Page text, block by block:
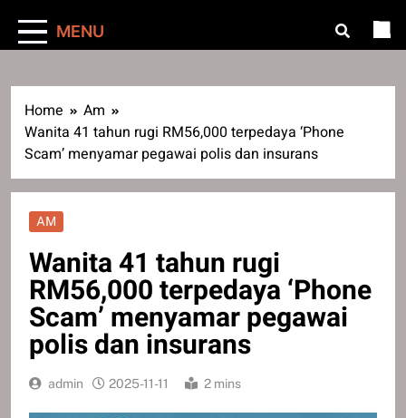
MENU
Home
Am
Wanita 41 tahun rugi RM56,000 terpedaya ‘Phone
Scam’ menyamar pegawai polis dan insurans
AM
Wanita 41 tahun rugi
RM56,000 terpedaya ‘Phone
Scam’ menyamar pegawai
polis dan insurans
admin 2025-11-11 2 mins